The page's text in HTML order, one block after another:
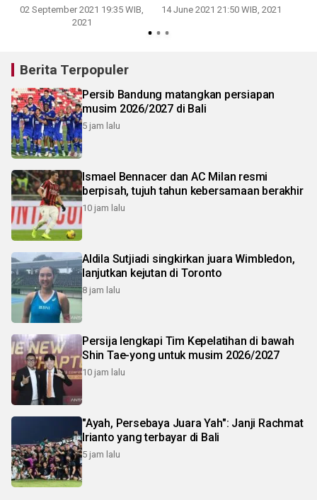
02 September 2021 19:35 WIB,
2021
14 June 2021 21:50 WIB, 2021
Berita Terpopuler
Persib Bandung matangkan persiapan
musim 2026/2027 di Bali
5 jam lalu
Ismael Bennacer dan AC Milan resmi
berpisah, tujuh tahun kebersamaan berakhir
10 jam lalu
Aldila Sutjiadi singkirkan juara Wimbledon,
lanjutkan kejutan di Toronto
8 jam lalu
Persija lengkapi Tim Kepelatihan di bawah
Shin Tae-yong untuk musim 2026/2027
10 jam lalu
"Ayah, Persebaya Juara Yah": Janji Rachmat
Irianto yang terbayar di Bali
5 jam lalu